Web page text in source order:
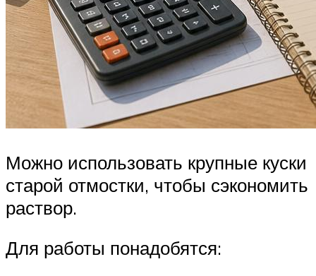
Можно использовать крупные куски
старой отмостки, чтобы сэкономить
раствор.
Для работы понадобятся: